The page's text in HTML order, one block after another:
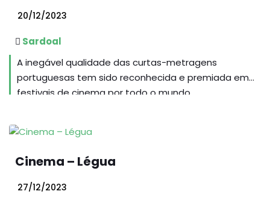
20/12/2023
Sardoal
A inegável qualidade das curtas-metragens
portuguesas tem sido reconhecida e premiada em
festivais de cinema por todo o mundo.
Cinema – Légua
27/12/2023